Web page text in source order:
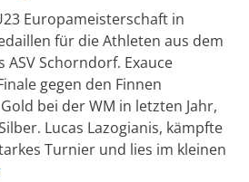
Europameisterschaft in
für die Athleten aus dem
ASV Schorndorf. Exauce
gegen den Finnen
bei der WM in letzten Jahr,
Lucas Lazogianis, kämpfte
Turnier und lies im kleinen